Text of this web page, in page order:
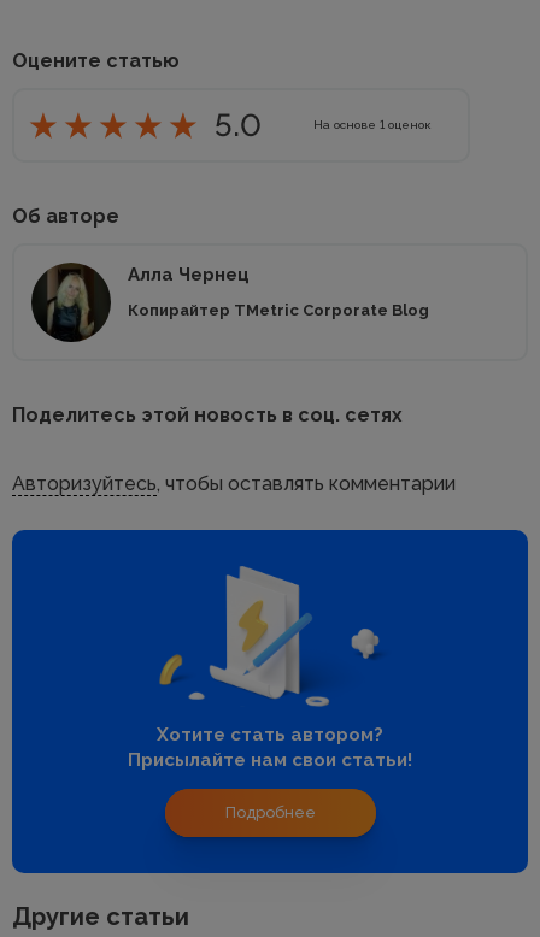
Оцените статью
5.0 На основе 1 оценок
Об авторе
Алла Чернец
Копирайтер TMetric Corporate Blog
Поделитесь этой новость в соц. сетях
Авторизуйтесь, чтобы оставлять комментарии
Хотите стать автором?
Присылайте нам свои статьи!
Подробнее
Другие статьи